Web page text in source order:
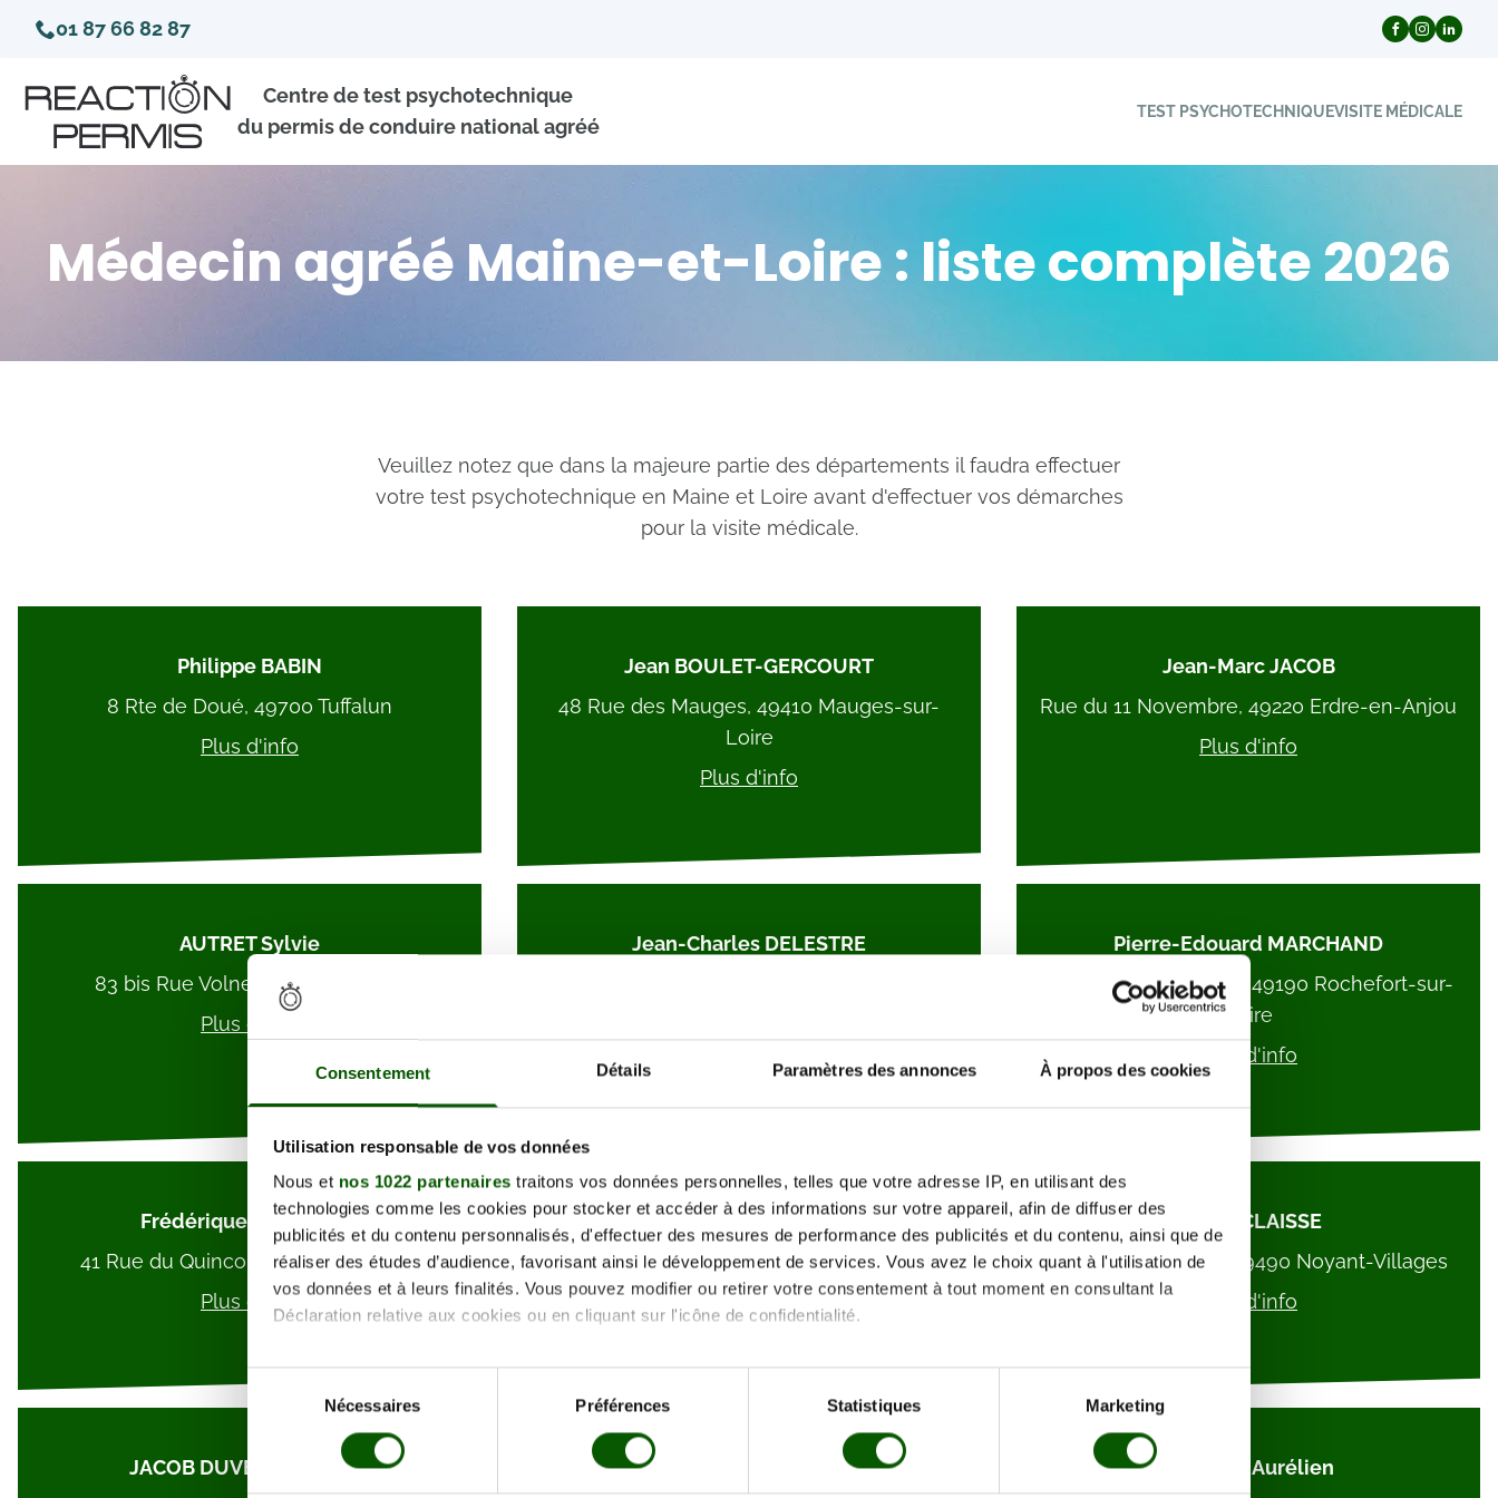
Consentement Détails Paramètres des annonces À propos des cookies
Utilisation responsable de vos données
Nous et nos 1022 partenaires traitons vos données personnelles, telles que votre adresse IP, en utilisant des
technologies comme les cookies pour stocker et accéder à des informations sur votre appareil, afin de diffuser des
publicités et du contenu personnalisés, d'effectuer des mesures de performance des publicités et du contenu, ainsi que de
réaliser des études d’audience, favorisant ainsi le développement de services. Vous avez le choix quant à l'utilisation de
vos données et à leurs finalités. Vous pouvez modifier ou retirer votre consentement à tout moment en consultant la
Déclaration relative aux cookies ou en cliquant sur l'icône de confidentialité.
Si vous le permettez, nous aimerions également :
Collecter des informations sur votre localisation géographique qui peuvent être précises à plusieurs mètres près
digitales).
Sélection
du
consentement
Nécessaires Préférences Statistiques Marketing
01 87 66 82 87
Centre de test psychotechnique
du permis de conduire national agréé
TEST PSYCHOTECHNIQUEVISITE MÉDICALE
Médecin agréé Maine-et-Loire : liste complète 2026
Veuillez notez que dans la majeure partie des départements il faudra effectuer
votre test psychotechnique en Maine et Loire avant d'effectuer vos démarches
pour la visite médicale.
Philippe BABIN
8 Rte de Doué, 49700 Tuffalun
Plus d'info
Jean BOULET-GERCOURT
48 Rue des Mauges, 49410 Mauges-sur-
Loire
Plus d'info
Jean-Marc JACOB
Rue du 11 Novembre, 49220 Erdre-en-Anjou
Plus d'info
AUTRET Sylvie
83 bis Rue Volney, 49000 Angers
Plus d'info
Jean-Charles DELESTRE
Pierre-Edouard MARCHAND
90 Rue René Gasnier, 49190 Rochefort-sur-
Loire
Plus d'info
Frédérique D'AUBIGNY
41 Rue du Quinconce, 49100 Angers
Plus d'info
Fabrice LE PAPE
5 Pl. des Ecuyers, 49000 Écouflant
Plus d'info
ALAIN CLAISSE
1 All. des Charmes, 49490 Noyant-Villages
Plus d'info
JACOB DUVERNET Pierre
BOUCHER Jacques-Louis
FECCHIO Aurélien